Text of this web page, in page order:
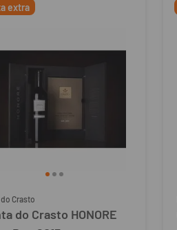
extra
Crasto
do Crasto HONORE